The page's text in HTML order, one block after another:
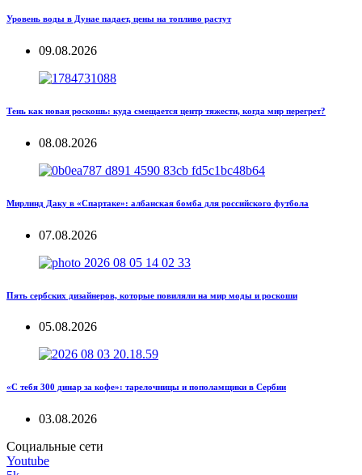
Уровень воды в Дунае падает, цены на топливо растут
09.08.2026
Тень как новая роскошь: куда смещается центр тяжести, когда мир перегрет?
08.08.2026
Мирлинд Даку в «Спартаке»: албанская бомба для российского футбола
07.08.2026
Пять сербских дизайнеров, которые повиляли на мир моды и роскоши
05.08.2026
«С тебя 300 динар за кофе»: тарелочницы и пополамщики в Сербии
03.08.2026
Социальные сети
Youtube